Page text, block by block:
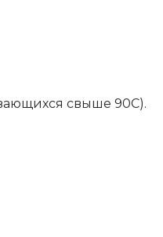
свыше 90С).